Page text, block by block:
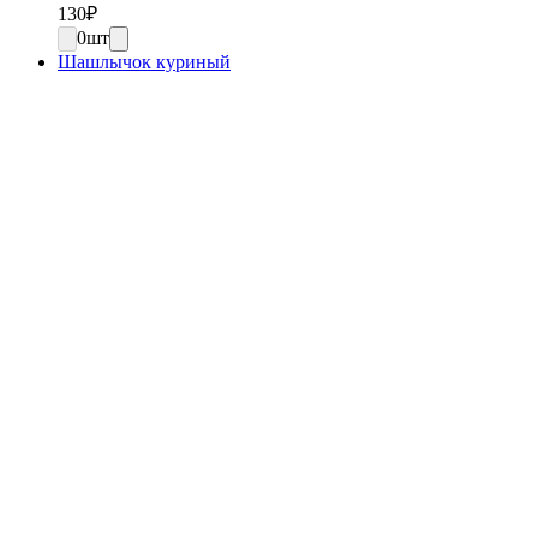
130₽
0шт
Шашлычок куриный